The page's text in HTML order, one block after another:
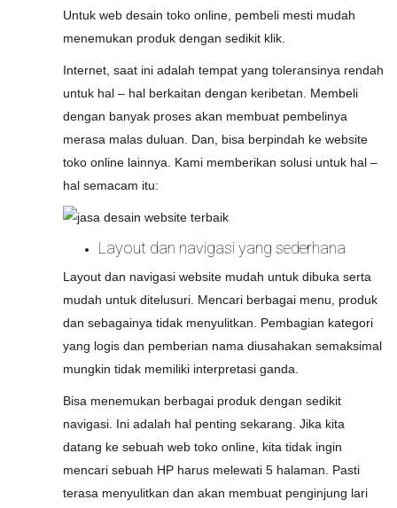
Untuk web desain toko online, pembeli mesti mudah
menemukan produk dengan sedikit klik.
Internet, saat ini adalah tempat yang toleransinya rendah
untuk hal – hal berkaitan dengan keribetan. Membeli
dengan banyak proses akan membuat pembelinya
merasa malas duluan. Dan, bisa berpindah ke website
toko online lainnya. Kami memberikan solusi untuk hal –
hal semacam itu:
Layout dan navigasi yang sederhana
Layout dan navigasi website mudah untuk dibuka serta
mudah untuk ditelusuri. Mencari berbagai menu, produk
dan sebagainya tidak menyulitkan. Pembagian kategori
yang logis dan pemberian nama diusahakan semaksimal
mungkin tidak memiliki interpretasi ganda.
Bisa menemukan berbagai produk dengan sedikit
navigasi. Ini adalah hal penting sekarang. Jika kita
datang ke sebuah web toko online, kita tidak ingin
mencari sebuah HP harus melewati 5 halaman. Pasti
terasa menyulitkan dan akan membuat penginjung lari